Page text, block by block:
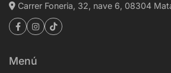
Carrer Foneria, 32, nave 6, 08304
Menú